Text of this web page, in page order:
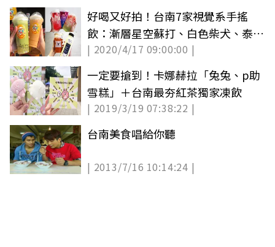
好喝又好拍！台南7家視覺系手搖
飲：漸層星空蘇打、白色柴犬、泰式
奶泡
| 2020/4/17 09:00:00 |
一定要搶到！卡娜赫拉「兔兔、p助
雪糕」＋台南最夯紅茶獨家凍飲
| 2019/3/19 07:38:22 |
台南美食唱給你聽
| 2013/7/16 10:14:24 |